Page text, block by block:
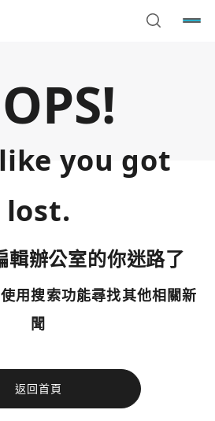
you got
lost.
輯辦公室的你迷路了
用搜索功能尋找其他相關新
聞
返回首頁
用以下帳號繼續
關閉按鈕或空白處，即可回到加密